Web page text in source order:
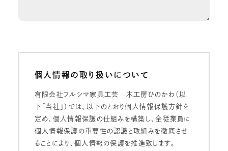
個人情報の取り扱いについて
有限会社フルシマ家具工芸 木工房ひのかわ（以
下「当社」）では、以下のとおり個人情報保護方針を
定め、個人情報保護の仕組みを構築し、全従業員に
個人情報保護の重要性の認識と取組みを徹底させ
ることにより、個人情報の保護を推進致します。